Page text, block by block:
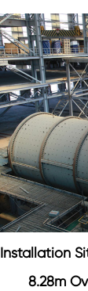
Installation
8.28m